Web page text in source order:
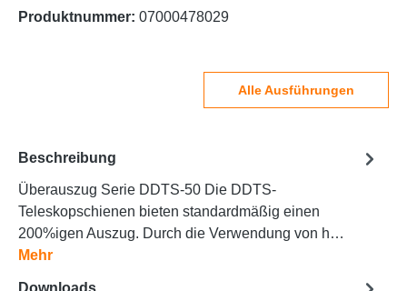
Produktnummer: 07000478029
Alle Ausführungen
Beschreibung
Überauszug Serie DDTS-50 Die DDTS-
Teleskopschienen bieten standardmäßig einen
200%igen Auszug. Durch die Verwendung von h…
Mehr